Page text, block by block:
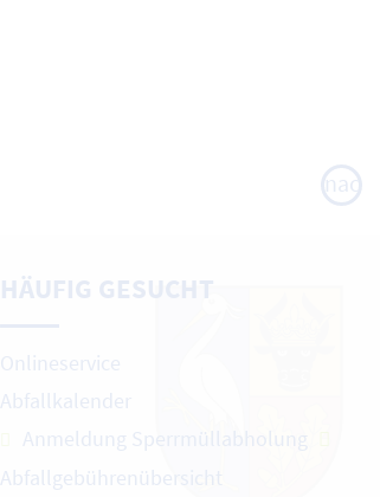
nach
oben
HÄUFIG GESUCHT
Onlineservice
Abfallkalender
Anmeldung Sperrmüllabholung
Abfallgebührenübersicht